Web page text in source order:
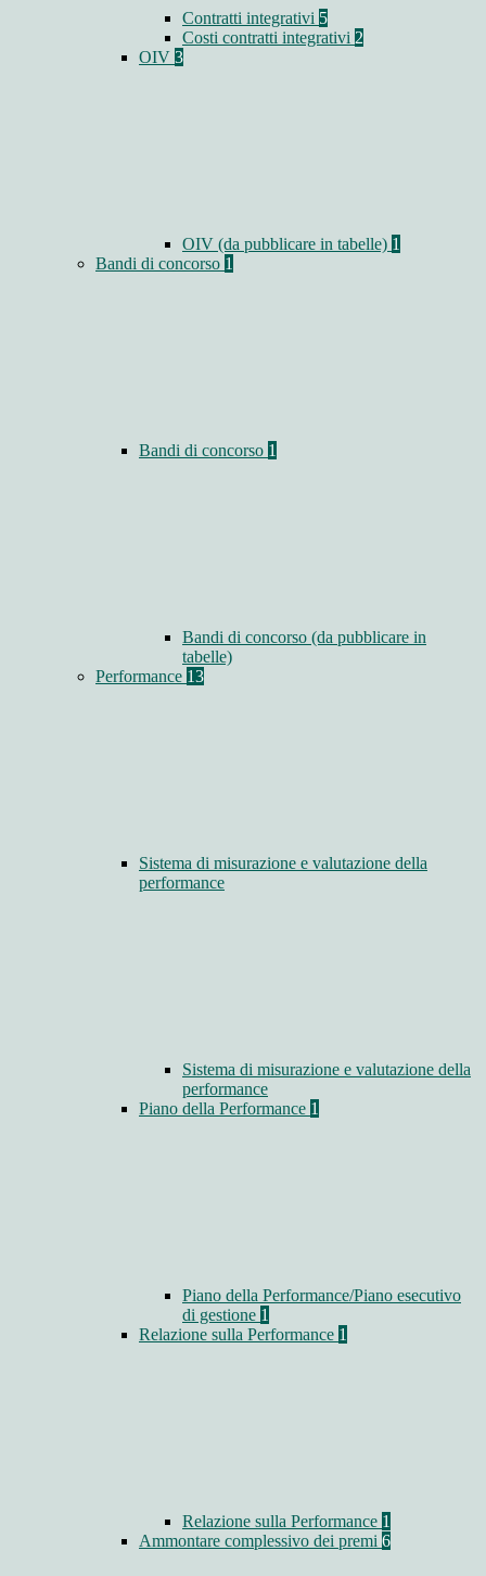
Contratti integrativi 5
Costi contratti integrativi 2
OIV 3
OIV (da pubblicare in tabelle) 1
Bandi di concorso 1
Bandi di concorso 1
Bandi di concorso (da pubblicare in
tabelle)
Performance 13
Sistema di misurazione e valutazione della
performance
Sistema di misurazione e valutazione della
performance
Piano della Performance 1
Piano della Performance/Piano esecutivo
di gestione 1
Relazione sulla Performance 1
Relazione sulla Performance 1
Ammontare complessivo dei premi 6